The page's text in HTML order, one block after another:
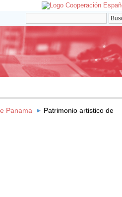
Panama
Patrimonio artistico de